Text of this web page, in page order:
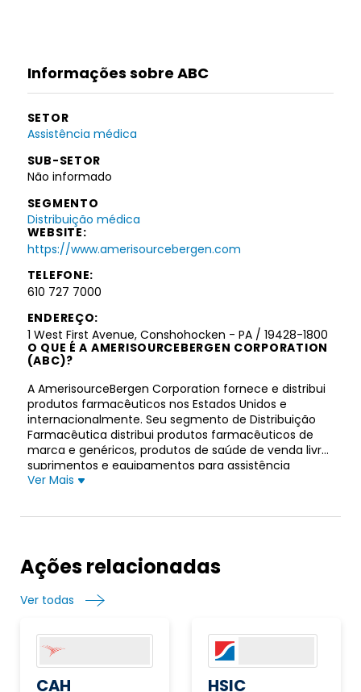
Informações sobre ABC
SETOR
Assistência médica
SUB-SETOR
Não informado
SEGMENTO
Distribuição médica
WEBSITE:
https://www.amerisourcebergen.com
TELEFONE:
610 727 7000
ENDEREÇO:
1 West First Avenue, Conshohocken - PA / 19428-1800
O QUE É A AMERISOURCEBERGEN CORPORATION
(ABC)?
A AmerisourceBergen Corporation fornece e distribui
produtos farmacêuticos nos Estados Unidos e
internacionalmente. Seu segmento de Distribuição
Farmacêutica distribui produtos farmacêuticos de
marca e genéricos, produtos de saúde de venda livre,
suprimentos e equipamentos para assistência
médica domiciliar e serviços relacionados a vários
médicas, farmácias de cuidados prolongados e locais
alternativos e outros clientes. Também fornece
serviços de consultoria; fornecer software de
institucionais; e soluções de embalagem para vários
provedores de saúde institucionais e varejistas. Além
disso, este segmento distribui plasma e outros
produtos derivados do sangue, produtos
Ver Mais
Ações relacionadas
Ver todas
CAH HSIC